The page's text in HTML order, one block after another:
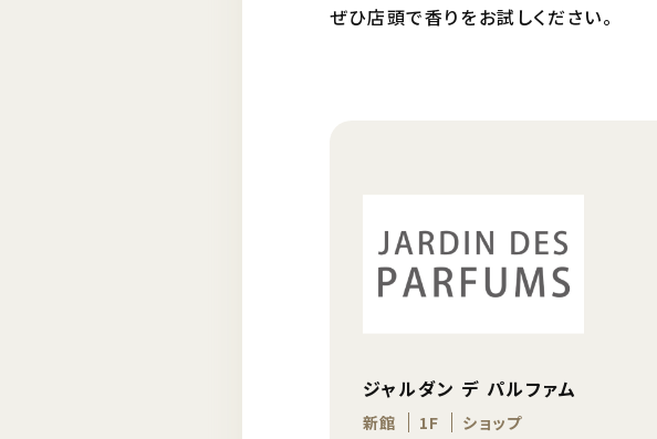
ぜひ店頭で香りをお試しください。
ジャルダン デ パルファム
新館 1F
ショップ